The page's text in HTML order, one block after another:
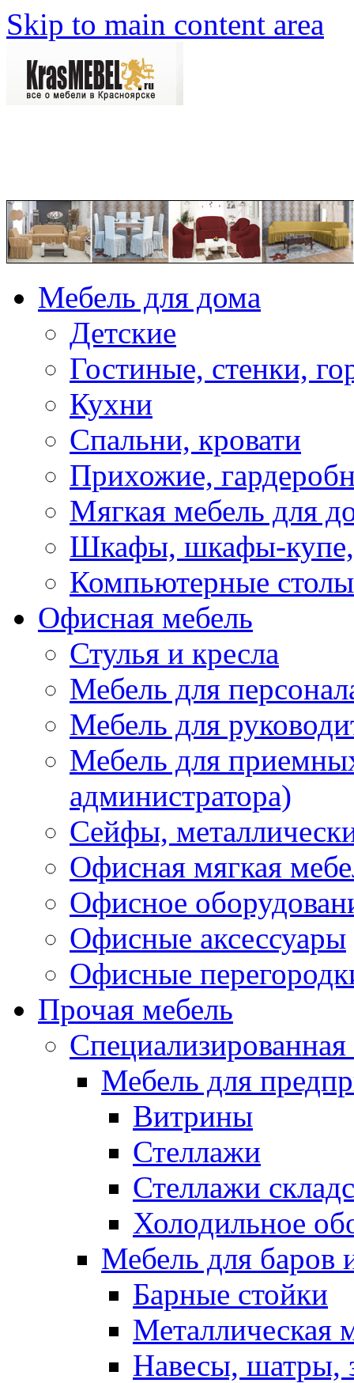
Skip to main content area
Мебель для дома
Детские
Гостиные, стенки,
Кухни
Спальни, кровати
Прихожие,
Мягкая мебель для
Шкафы, шкафы-купе,
Компьютерные столы
Офисная мебель
Стулья и кресла
Мебель для
Мебель для
Мебель для
администратора)
Сейфы,
Офисная мягкая
Офисное
Офисные аксессуары
Офисные
Прочая мебель
Специализированная
Мебель для
Витрины
Стеллажи
Стеллажи
Холодильное
Мебель для баров
Барные стойки
Металлическая
Навесы, шатры,